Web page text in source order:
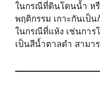
ในกรณีที่ดินโดนน้ำ ห
พฤติกรรม เกาะกันเป็
ในกรณีที่แห้ง เช่นการ
เป็นสีน้ำตาลดำ สามา